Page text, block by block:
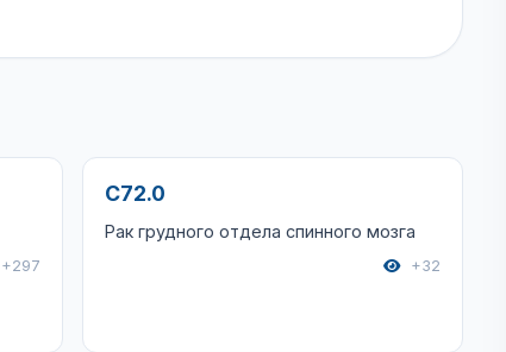
+297
C72.0
Рак грудного отдела спинного мозга
+32